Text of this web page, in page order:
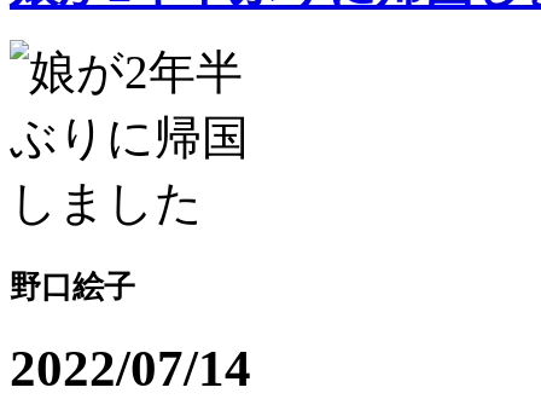
野口絵子
2022/07/14